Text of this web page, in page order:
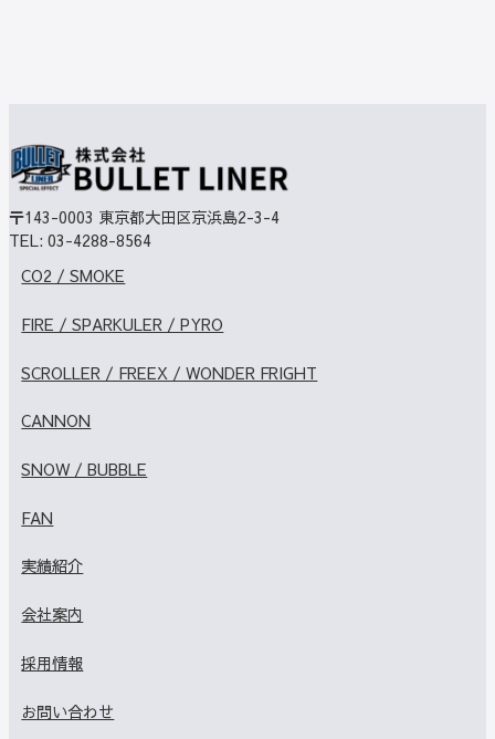
〒143-0003 東京都大田区京浜島2-3-4
TEL: 03-4288-8564
CO2 / SMOKE
FIRE / SPARKULER / PYRO
SCROLLER / FREEX / WONDER FRIGHT
CANNON
SNOW / BUBBLE
FAN
実績紹介
会社案内
採用情報
お問い合わせ